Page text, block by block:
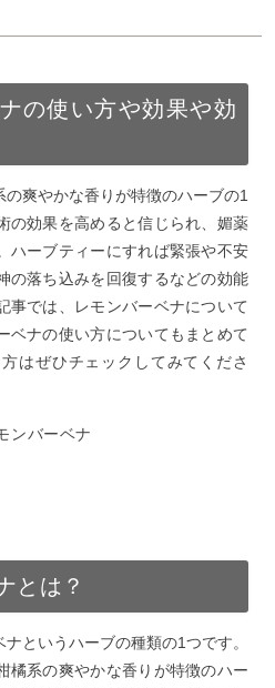
や効果や効能を知りたい
効果効能について
や注意点について
効能を毎日の生活に生かしてみ
の使い方や効果や効
爽やかな香りが特徴のハーブの1
の効果を高めると信じられ、媚薬
ハーブティーにすれば緊張や不安
の落ち込みを回復するなどの効能
事では、レモンバーベナについて
ベナの使い方についてもまとめて
はぜひチェックしてみてくださ
とは？
というハーブの種類の1つです。
橘系の爽やかな香りが特徴のハー